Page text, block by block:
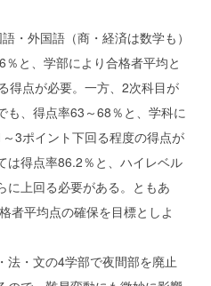
・外国語（商・経済は数学も）
と、学部により合格者平均と
得点が必要。一方、2次科目が
も、得点率63～68％と、学科に
3ポイント下回る程度の得点が
は得点率86.2％と、ハイレベル
に上回る必要がある。ともあ
者平均点の確保を目標としよ
・文の4学部で夜間部を廃止